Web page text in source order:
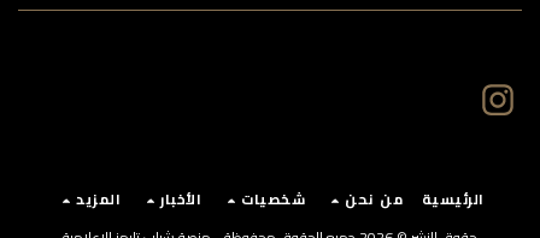
الرئيسية من نحن شخصيات الأخبار
المزيد